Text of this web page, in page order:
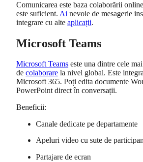
Comunicarea este baza colaborării
este suficient. Ai nevoie de mesagerie
integrare cu alte aplicații.
Microsoft Teams
Microsoft Teams este una dintre cele
de colaborare la nivel global. Este
Microsoft 365. Poți edita documente
PowerPoint direct în conversații.
Beneficii:
Canale dedicate pe departamente
Apeluri video cu sute de
Partajare de ecran